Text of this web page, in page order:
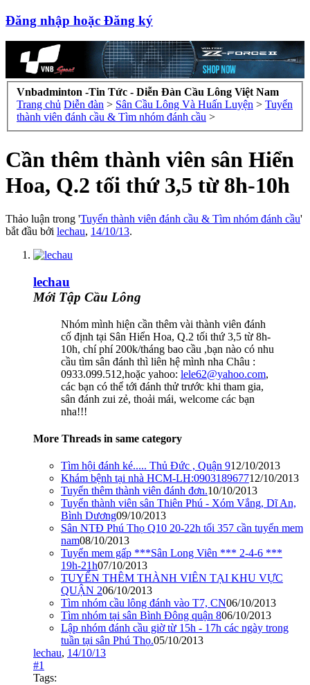
Đăng nhập hoặc Đăng ký
Vnbadminton -Tin Tức - Diễn Đàn Cầu Lông Việt Nam
Trang chủ Diễn đàn > Sân Cầu Lông Và Huấn Luyện > Tuyển
thành viên đánh cầu & Tìm nhóm đánh cầu >
Cần thêm thành viên sân Hiển
Hoa, Q.2 tối thứ 3,5 từ 8h-10h
Thảo luận trong 'Tuyển thành viên đánh cầu & Tìm nhóm đánh cầu'
bắt đầu bởi lechau, 14/10/13.
lechau
Mới Tập Cầu Lông
Nhóm mình hiện cần thêm vài thành viên đánh
cố định tại Sân Hiển Hoa, Q.2 tối thứ 3,5 từ 8h-
10h, chí phí 200k/tháng bao cầu ,bạn nào có nhu
cầu tìm sân đánh thì liên hệ mình nha Châu :
0933.099.512,hoặc yahoo: lele62@yahoo.com,
các bạn có thể tới đánh thử trước khi tham gia,
sân đánh zui zẻ, thoải mái, welcome các bạn
nha!!!
More Threads in same category
Tìm hội đánh ké..... Thủ Đức , Quận 912/10/2013
Khám bệnh tại nhà HCM-LH:090318967712/10/2013
Tuyển thêm thành viên đánh đơn.10/10/2013
Tuyển thành viên sân Thiên Phú - Xóm Vắng, Dĩ An,
Bình Dương09/10/2013
Sân NTĐ Phú Thọ Q10 20-22h tối 357 cần tuyển mem
nam08/10/2013
Tuyển mem gấp ***Sân Long Viên *** 2-4-6 ***
19h-21h07/10/2013
TUYỂN THÊM THÀNH VIÊN TẠI KHU VỰC
QUẬN 206/10/2013
Tìm nhóm cầu lông đánh vào T7, CN06/10/2013
Tìm nhóm tại sân Bình Đông quận 806/10/2013
Lập nhóm đánh cầu giờ từ 15h - 17h các ngày trong
tuần tại sân Phú Thọ.05/10/2013
lechau, 14/10/13
#1
Tags: